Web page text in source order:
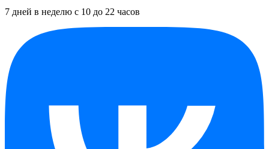
7 дней в неделю с 10 до 22 часов